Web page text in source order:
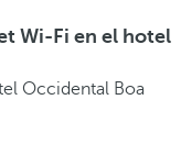
Wi-Fi en el hotel
Occidental Boa